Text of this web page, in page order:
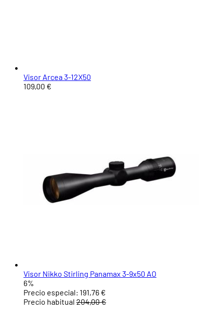
Visor Arcea 3-12X50
109,00 €
Visor Nikko Stirling Panamax 3-9x50 AO
6%
Precio especial: 191,76 €
Precio habitual 204,00 €